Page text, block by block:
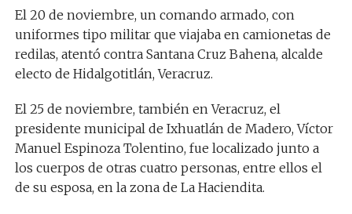
El 20 de noviembre, un comando armado, con
uniformes tipo militar que viajaba en camionetas de
redilas, atentó contra Santana Cruz Bahena, alcalde
electo de Hidalgotitlán, Veracruz.
El 25 de noviembre, también en Veracruz, el
presidente municipal de Ixhuatlán de Madero, Víctor
Manuel Espinoza Tolentino, fue localizado junto a
los cuerpos de otras cuatro personas, entre ellos el
de su esposa, en la zona de La Haciendita.